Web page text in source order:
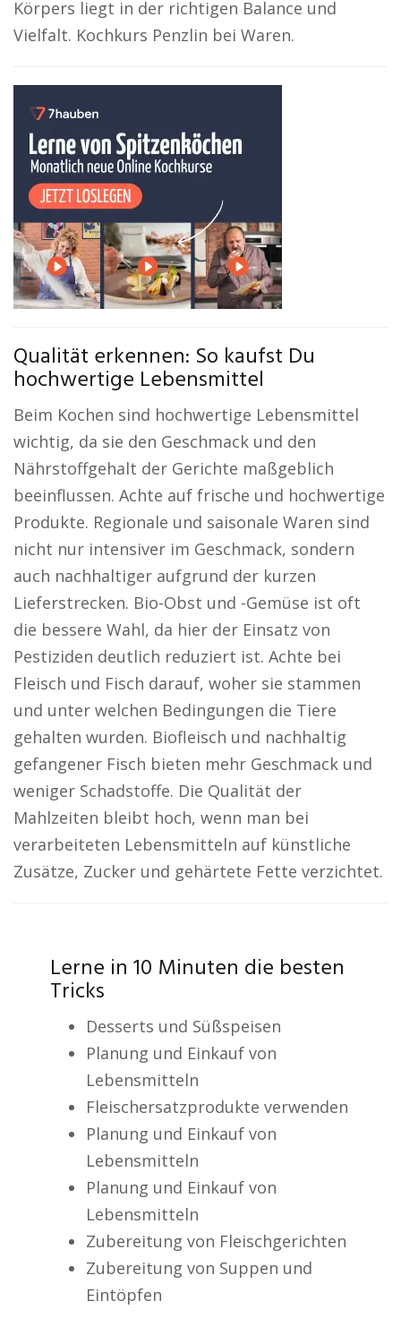
Körpers liegt in der richtigen Balance und
Vielfalt. Kochkurs Penzlin bei Waren.
Qualität erkennen: So kaufst Du
hochwertige Lebensmittel
Beim Kochen sind hochwertige Lebensmittel
wichtig, da sie den Geschmack und den
Nährstoffgehalt der Gerichte maßgeblich
beeinflussen. Achte auf frische und hochwertige
Produkte. Regionale und saisonale Waren sind
nicht nur intensiver im Geschmack, sondern
auch nachhaltiger aufgrund der kurzen
Lieferstrecken. Bio-Obst und -Gemüse ist oft
die bessere Wahl, da hier der Einsatz von
Pestiziden deutlich reduziert ist. Achte bei
Fleisch und Fisch darauf, woher sie stammen
und unter welchen Bedingungen die Tiere
gehalten wurden. Biofleisch und nachhaltig
gefangener Fisch bieten mehr Geschmack und
weniger Schadstoffe. Die Qualität der
Mahlzeiten bleibt hoch, wenn man bei
verarbeiteten Lebensmitteln auf künstliche
Zusätze, Zucker und gehärtete Fette verzichtet.
Lerne in 10 Minuten die besten
Tricks
Desserts und Süßspeisen
Planung und Einkauf von
Lebensmitteln
Fleischersatzprodukte verwenden
Planung und Einkauf von
Lebensmitteln
Planung und Einkauf von
Lebensmitteln
Zubereitung von Fleischgerichten
Zubereitung von Suppen und
Eintöpfen